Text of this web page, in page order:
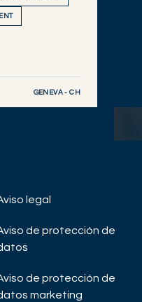
GENEVA - CH
legal
de protección de
de protección de
marketing